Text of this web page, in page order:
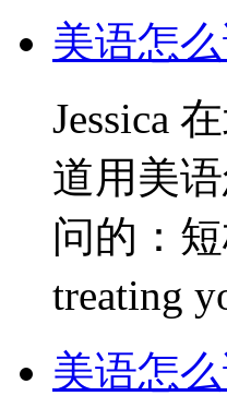
美语怎
Jessica
道用美
问的：
treating
美语怎